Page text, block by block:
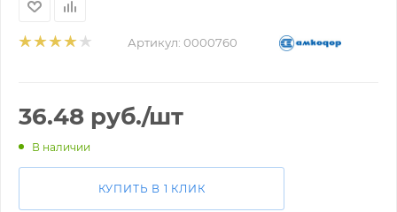
Артикул: 0000760
36.48 руб./шт
В наличии
КУПИТЬ В 1 КЛИК